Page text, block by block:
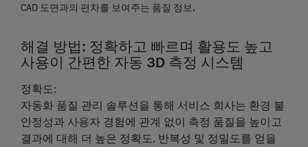
CAD 도면과의 편차를 보여주는 품질 정보.
해결 방법: 정확하고 빠르며 활용도 높고
사용이 간편한 자동 3D 측정 시스템
정확도:
자동화 품질 관리 솔루션을 통해 서비스 회사는 환경 불
안정성과 사용자 경험에 관계 없이 측정 품질을 높이고
결과에 대해 더 높은 정확도, 반복성 및 정밀도를 얻을